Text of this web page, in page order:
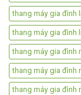
thang máy gia đình
thang máy gia đình
thang máy gia đình
thang máy gia đình
thang máy gia đình